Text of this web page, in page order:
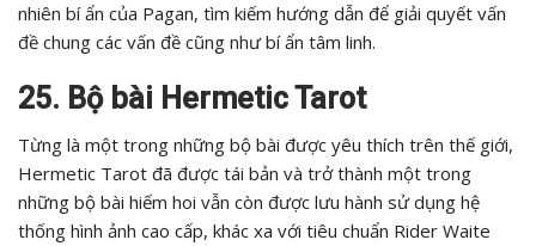
nhiên bí ẩn của Pagan, tìm kiếm hướng dẫn để giải quyết vấn
đề chung các vấn đề cũng như bí ẩn tâm linh.
25. Bộ bài Hermetic Tarot
Từng là một trong những bộ bài được yêu thích trên thế giới,
Hermetic Tarot đã được tái bản và trở thành một trong
những bộ bài hiếm hoi vẫn còn được lưu hành sử dụng hệ
thống hình ảnh cao cấp, khác xa với tiêu chuẩn Rider Waite